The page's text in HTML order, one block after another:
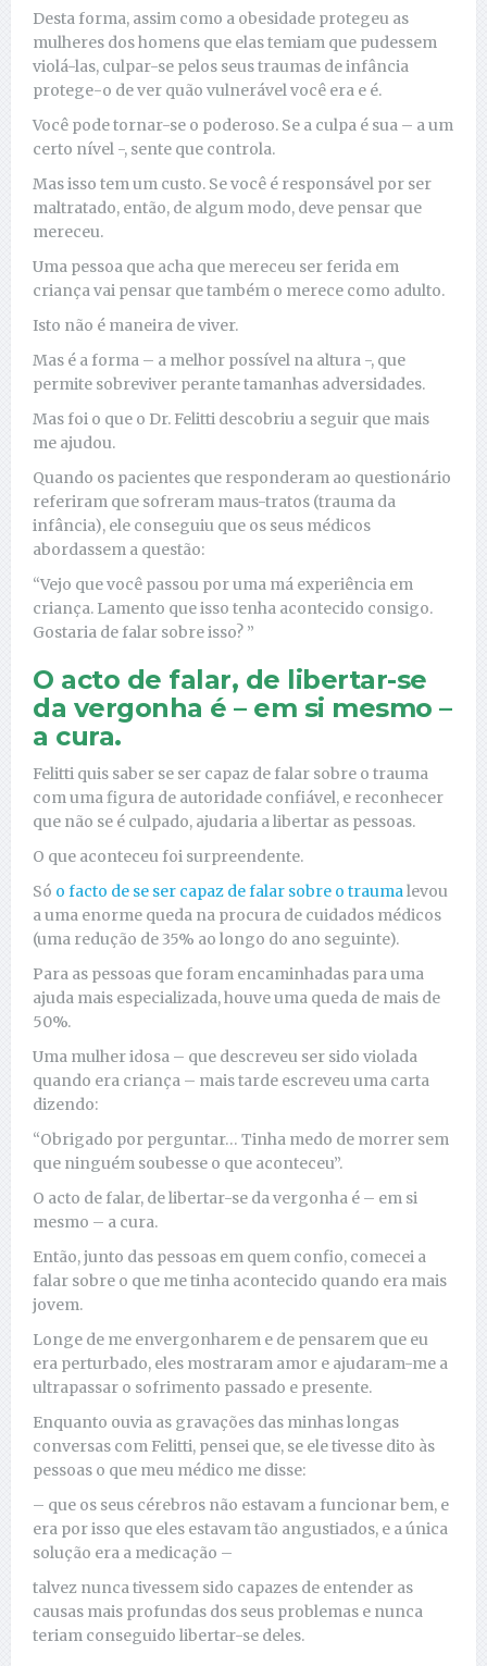
Desta forma, assim como a obesidade protegeu as
mulheres dos homens que elas temiam que pudessem
violá-las, culpar-se pelos seus traumas de infância
protege-o de ver quão vulnerável você era e é.
Você pode tornar-se o poderoso. Se a culpa é sua – a um
certo nível -, sente que controla.
Mas isso tem um custo. Se você é responsável por ser
maltratado, então, de algum modo, deve pensar que
mereceu.
Uma pessoa que acha que mereceu ser ferida em
criança vai pensar que também o merece como adulto.
Isto não é maneira de viver.
Mas é a forma – a melhor possível na altura -, que
permite sobreviver perante tamanhas adversidades.
Mas foi o que o Dr. Felitti descobriu a seguir que mais
me ajudou.
Quando os pacientes que responderam ao questionário
referiram que sofreram maus-tratos (trauma da
infância), ele conseguiu que os seus médicos
abordassem a questão:
“Vejo que você passou por uma má experiência em
criança. Lamento que isso tenha acontecido consigo.
Gostaria de falar sobre isso? ”
O acto de falar, de libertar-se
da vergonha é – em si mesmo –
a cura.
Felitti quis saber se ser capaz de falar sobre o trauma
com uma figura de autoridade confiável, e reconhecer
que não se é culpado, ajudaria a libertar as pessoas.
O que aconteceu foi surpreendente.
Só o facto de se ser capaz de falar sobre o traumalevou
a uma enorme queda na procura de cuidados médicos
(uma redução de 35% ao longo do ano seguinte).
Para as pessoas que foram encaminhadas para uma
ajuda mais especializada, houve uma queda de mais de
50%.
Uma mulher idosa – que descreveu ser sido violada
quando era criança – mais tarde escreveu uma carta
dizendo:
“Obrigado por perguntar… Tinha medo de morrer sem
que ninguém soubesse o que aconteceu”.
O acto de falar, de libertar-se da vergonha é – em si
mesmo – a cura.
Então, junto das pessoas em quem confio, comecei a
falar sobre o que me tinha acontecido quando era mais
jovem.
Longe de me envergonharem e de pensarem que eu
era perturbado, eles mostraram amor e ajudaram-me a
ultrapassar o sofrimento passado e presente.
Enquanto ouvia as gravações das minhas longas
conversas com Felitti, pensei que, se ele tivesse dito às
pessoas o que meu médico me disse:
– que os seus cérebros não estavam a funcionar bem, e
era por isso que eles estavam tão angustiados, e a única
solução era a medicação –
talvez nunca tivessem sido capazes de entender as
causas mais profundas dos seus problemas e nunca
teriam conseguido libertar-se deles.